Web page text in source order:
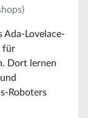
Ada-Lovelace-
für
Dort lernen
Roboters